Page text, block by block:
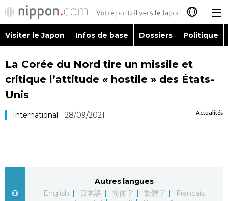
日本語
English
Русский
Visiter le Japon
Visiter le Japon Infos de base Dossiers Politique
La Corée du Nord tire un missile et
critique l’attitude « hostile » des États-
Unis
Actualités
International 28/09/2021
Autres langues
English
日本語 简体字 繁體字
Français